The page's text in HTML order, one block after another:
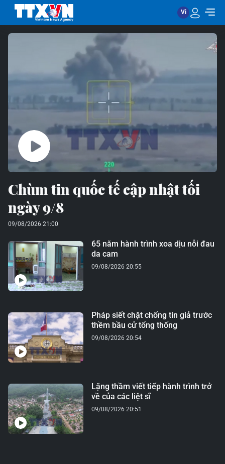
Chùm tin quốc tế cập nhật tối
ngày 9/8
09/08/2026 21:00
65 năm hành trình xoa dịu nỗi đau
da cam
09/08/2026 20:55
Pháp siết chặt chống tin giả trước
thềm bầu cử tổng thống
09/08/2026 20:54
Lặng thầm viết tiếp hành trình trở
về của các liệt sĩ
09/08/2026 20:51